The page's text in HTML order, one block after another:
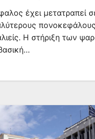
έχει μετατραπεί
Η στήριξη των